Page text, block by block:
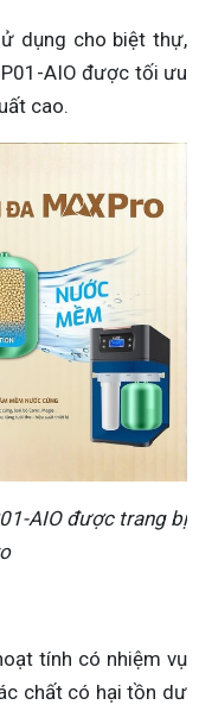
dụng cho biệt thự,
AIO được tối ưu
cao.
AIO được trang bị
tính có nhiệm vụ
chất có hại tồn dư